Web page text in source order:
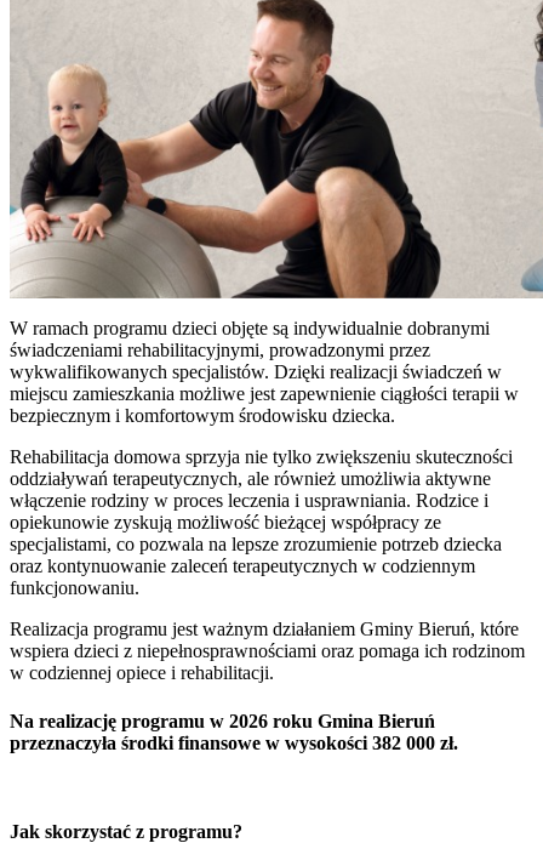
W ramach programu dzieci objęte są indywidualnie dobranymi
świadczeniami rehabilitacyjnymi, prowadzonymi przez
wykwalifikowanych specjalistów. Dzięki realizacji świadczeń w
miejscu zamieszkania możliwe jest zapewnienie ciągłości terapii w
bezpiecznym i komfortowym środowisku dziecka.
Rehabilitacja domowa sprzyja nie tylko zwiększeniu skuteczności
oddziaływań terapeutycznych, ale również umożliwia aktywne
włączenie rodziny w proces leczenia i usprawniania. Rodzice i
opiekunowie zyskują możliwość bieżącej współpracy ze
specjalistami, co pozwala na lepsze zrozumienie potrzeb dziecka
oraz kontynuowanie zaleceń terapeutycznych w codziennym
funkcjonowaniu.
Realizacja programu jest ważnym działaniem Gminy Bieruń, które
wspiera dzieci z niepełnosprawnościami oraz pomaga ich rodzinom
w codziennej opiece i rehabilitacji.
Na realizację programu w 2026 roku Gmina Bieruń
przeznaczyła środki finansowe w wysokości 382 000 zł.
Jak skorzystać z programu?